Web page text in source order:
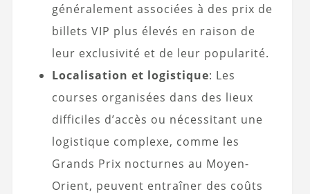
généralement associées à des prix de
billets VIP plus élevés en raison de
leur exclusivité et de leur popularité.
Localisation et logistique: Les
courses organisées dans des lieux
difficiles d’accès ou nécessitant une
logistique complexe, comme les
Grands Prix nocturnes au Moyen-
Orient, peuvent entraîner des coûts